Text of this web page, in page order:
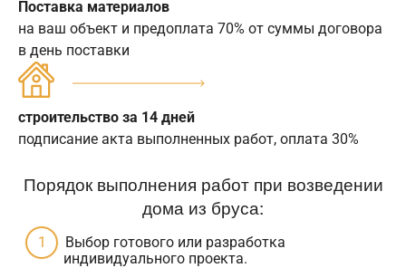
Поставка материалов
на ваш объект и предоплата 70% от суммы договора
в день поставки
строительство за 14 дней
подписание акта выполненных работ, оплата 30%
Порядок выполнения работ при возведении
дома из бруса:
Выбор готового или разработка
индивидуального проекта.